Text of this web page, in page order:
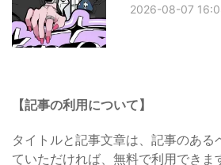
2026-08-07
【記事の利用について】
タイトルと記事文章は、記事のある
ていただければ、無料で利用できま